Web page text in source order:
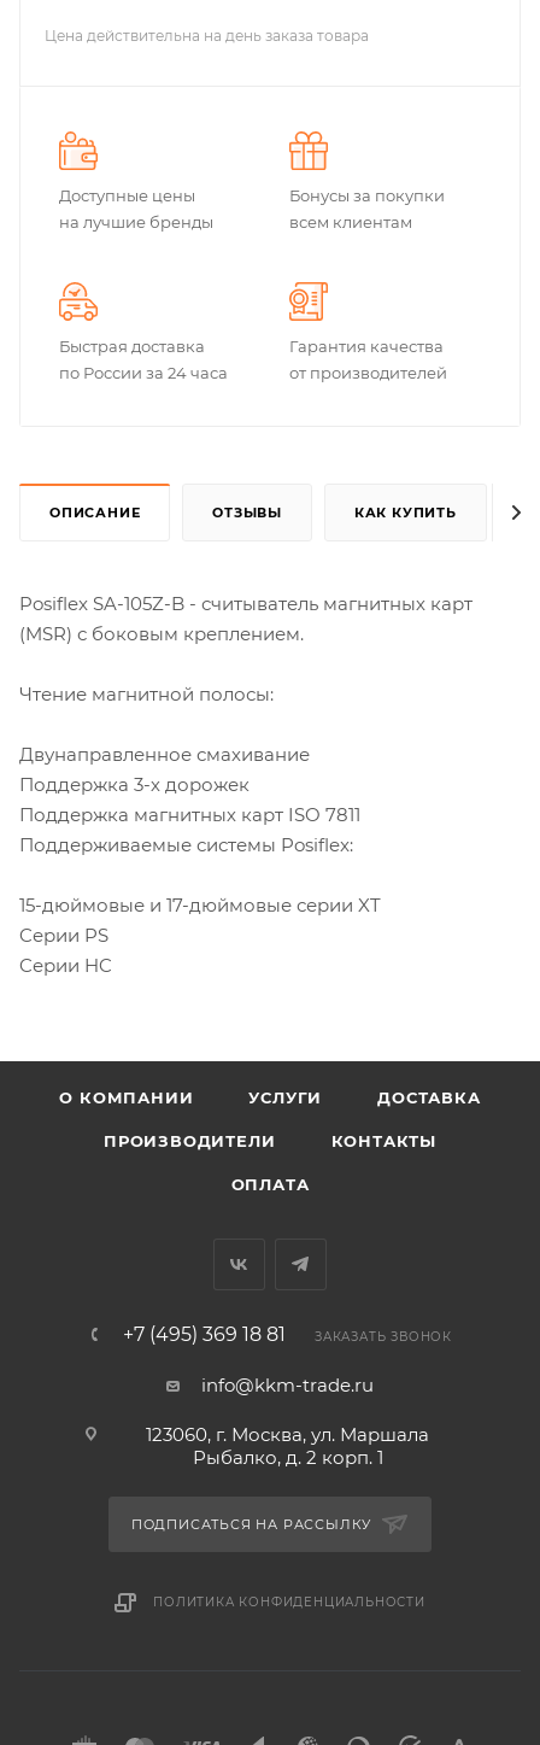
Цена действительна на день заказа товара
Доступные цены
на лучшие бренды
Бонусы за покупки
всем клиентам
Быстрая доставка
по России за 24 часа
Гарантия качества
от производителей
ОПИСАНИЕ ОТЗЫВЫ КАК КУПИТЬ
Posiflex SA-105Z-B - считыватель магнитных карт
(MSR) с боковым креплением.
Чтение магнитной полосы:
Двунаправленное смахивание
Поддержка 3-х дорожек
Поддержка магнитных карт ISO 7811
Поддерживаемые системы Posiflex:
15-дюймовые и 17-дюймовые серии XT
Cерии PS
Cерии HC
О КОМПАНИИ УСЛУГИ ДОСТАВКА
ПРОИЗВОДИТЕЛИ КОНТАКТЫ
ОПЛАТА
+7 (495) 369 18 81 ЗАКАЗАТЬ ЗВОНОК
info@kkm-trade.ru
123060, г. Москва, ул. Маршала
Рыбалко, д. 2 корп. 1
ПОДПИСАТЬСЯ НА РАССЫЛКУ
ПОЛИТИКА КОНФИДЕНЦИАЛЬНОСТИ